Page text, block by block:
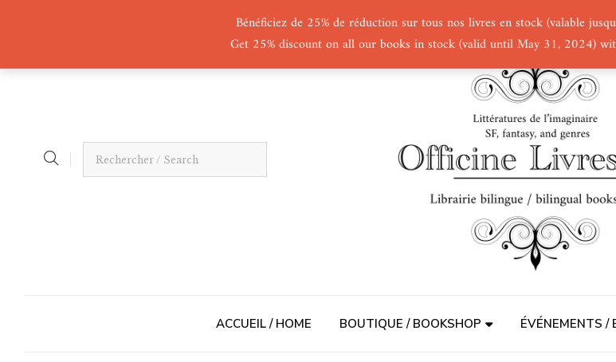
Bénéficiez de 25% de réduction sur tous nos livres en stock (valable
Get 25% discount on all our books in stock (valid until May 31, 2024)
ACCUEIL / HOME BOUTIQUE / BOOKSHOP ÉVÉNEMENTS /